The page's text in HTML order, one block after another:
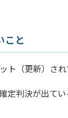
こと
（更新）され
定判決が出て